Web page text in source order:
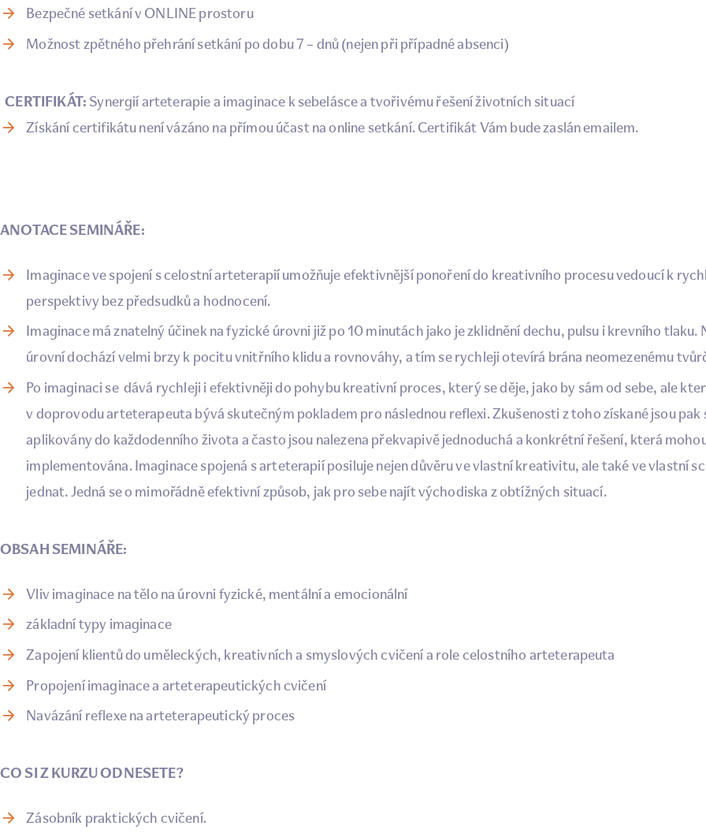
Bezpečné setkání v ONLINE prostoru
Možnost zpětného přehrání setkání po dobu 7 – dnů (nejen při případné absenci)
CERTIFIKÁT: Synergií arteterapie a imaginace k sebelásce a tvořivému řešení životních situací
Získání certifikátu není vázáno na přímou účast na online setkání. Certifikát Vám bude zaslán emailem.
ANOTACE SEMINÁŘE:
Imaginace ve spojení s celostní arteterapií umožňuje efektivnější ponoření do kreativního procesu vedoucí k
perspektivy bez předsudků a hodnocení.
Imaginace má znatelný účinek na fyzické úrovni již po 10 minutách jako je zklidnění dechu, pulsu i krevního tlaku.
úrovní dochází velmi brzy k pocitu vnitřního klidu a rovnováhy, a tím se rychleji otevírá brána neomezenému
Po imaginaci se dává rychleji i efektivněji do pohybu kreativní proces, který se děje, jako by sám od sebe, ale
v doprovodu arteterapeuta bývá skutečným pokladem pro následnou reflexi. Zkušenosti z toho získané jsou pak
aplikovány do každodenního života a často jsou nalezena překvapivě jednoduchá a konkrétní řešení, která
implementována. Imaginace spojená s arteterapií posiluje nejen důvěru ve vlastní kreativitu, ale také ve vlastní
jednat. Jedná se o mimořádně efektivní způsob, jak pro sebe najít východiska z obtížných situací.
OBSAH SEMINÁŘE:
Vliv imaginace na tělo na úrovni fyzické, mentální a emocionální
základní typy imaginace
Zapojení klientů do uměleckých, kreativních a smyslových cvičení a role celostního arteterapeuta
Propojení imaginace a arteterapeutických cvičení
Navázání reflexe na arteterapeutický proces
CO SI Z KURZU ODNESETE?
Zásobník praktických cvičení.